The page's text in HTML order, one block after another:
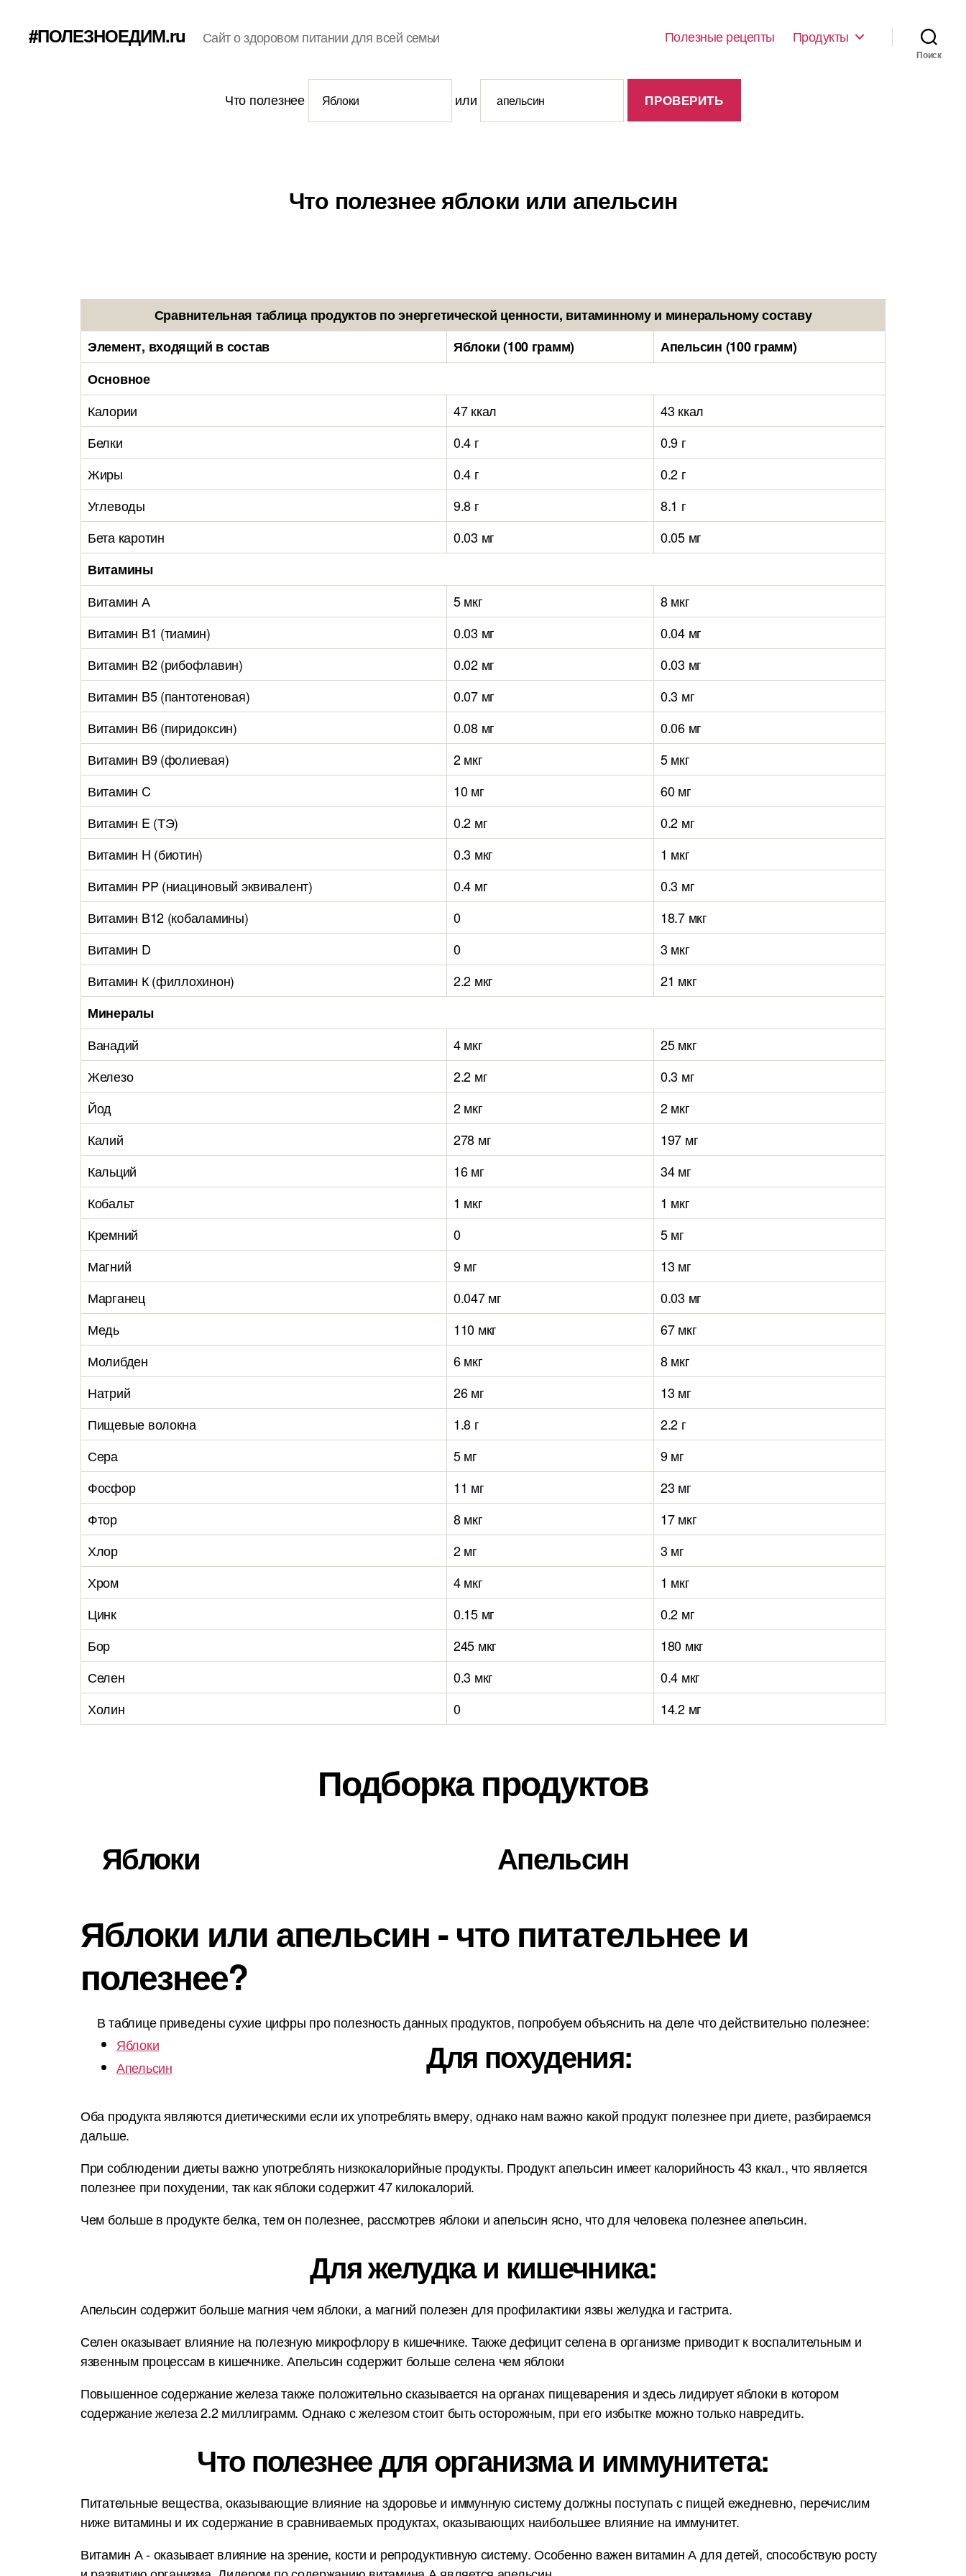
#ПОЛЕЗНОЕДИМ.ru Сайт о здоровом питании для всей семьи Полезные рецепты Продукты
Поиск
Что полезнее или
Что полезнее яблоки или апельсин
Сравнительная таблица продуктов по энергетической ценности, витаминному и минеральному составу
Элемент, входящий в состав
Яблоки (100 грамм)
Апельсин (100 грамм)
Основное
Калории
47 ккал
43 ккал
Белки
0.4 г
0.9 г
Жиры
0.4 г
0.2 г
Углеводы
9.8 г
8.1 г
Бета каротин
0.03 мг
0.05 мг
Витамины
Витамин А
5 мкг
8 мкг
Витамин B1 (тиамин)
0.03 мг
0.04 мг
Витамин B2 (рибофлавин)
0.02 мг
0.03 мг
Витамин B5 (пантотеновая)
0.07 мг
0.3 мг
Витамин B6 (пиридоксин)
0.08 мг
0.06 мг
Витамин B9 (фолиевая)
2 мкг
5 мкг
Витамин C
10 мг
60 мг
Витамин E (ТЭ)
0.2 мг
0.2 мг
Витамин H (биотин)
0.3 мкг
1 мкг
Витамин PP (ниациновый эквивалент)
0.4 мг
0.3 мг
Витамин B12 (кобаламины)
0
18.7 мкг
Витамин D
0
3 мкг
Витамин К (филлохинон)
2.2 мкг
21 мкг
Минералы
Ванадий
4 мкг
25 мкг
Железо
2.2 мг
0.3 мг
Йод
2 мкг
2 мкг
Калий
278 мг
197 мг
Кальций
16 мг
34 мг
Кобальт
1 мкг
1 мкг
Кремний
0
5 мг
Магний
9 мг
13 мг
Марганец
0.047 мг
0.03 мг
Медь
110 мкг
67 мкг
Молибден
6 мкг
8 мкг
Натрий
26 мг
13 мг
Пищевые волокна
1.8 г
2.2 г
Сера
5 мг
9 мг
Фосфор
11 мг
23 мг
Фтор
8 мкг
17 мкг
Хлор
2 мг
3 мг
Хром
4 мкг
1 мкг
Цинк
0.15 мг
0.2 мг
Бор
245 мкг
180 мкг
Селен
0.3 мкг
0.4 мкг
Холин
0 14.2 мг
Подборка продуктов
Яблоки Апельсин
Яблоки или апельсин - что питательнее и
полезнее?
В таблице приведены сухие цифры про полезность данных продуктов, попробуем объяснить на деле что действительно полезнее:
Яблоки
Апельсин
Для похудения:
Оба продукта являются диетическими если их употреблять вмеру, однако нам важно какой продукт полезнее при диете, разбираемся
дальше.
При соблюдении диеты важно употреблять низкокалорийные продукты. Продукт апельсин имеет калорийность 43 ккал., что является
полезнее при похудении, так как яблоки содержит 47 килокалорий.
Чем больше в продукте белка, тем он полезнее, рассмотрев яблоки и апельсин ясно, что для человека полезнее апельсин.
Для желудка и кишечника:
Апельсин содержит больше магния чем яблоки, а магний полезен для профилактики язвы желудка и гастрита.
Селен оказывает влияние на полезную микрофлору в кишечнике. Также дефицит селена в организме приводит к воспалительным и
язвенным процессам в кишечнике. Апельсин содержит больше селена чем яблоки
Повышенное содержание железа также положительно сказывается на органах пищеварения и здесь лидирует яблоки в котором
содержание железа 2.2 миллиграмм. Однако с железом стоит быть осторожным, при его избытке можно только навредить.
Что полезнее для организма и иммунитета:
Питательные вещества, оказывающие влияние на здоровье и иммунную систему должны поступать с пищей ежедневно, перечислим
ниже витамины и их содержание в сравниваемых продуктах, оказывающих наибольшее влияние на иммунитет.
Витамин А - оказывает влияние на зрение, кости и репродуктивную систему. Особенно важен витамин А для детей, способствую росту